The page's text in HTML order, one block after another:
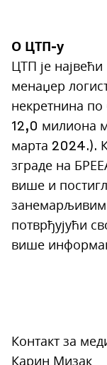
О ЦТП-у
ЦТП је
менаџер
некретнина
12,0 милиона
марта 2024.).
зграде на
више и
занемарљивим
потврђујући
више
Контакт за
Карин Мизак